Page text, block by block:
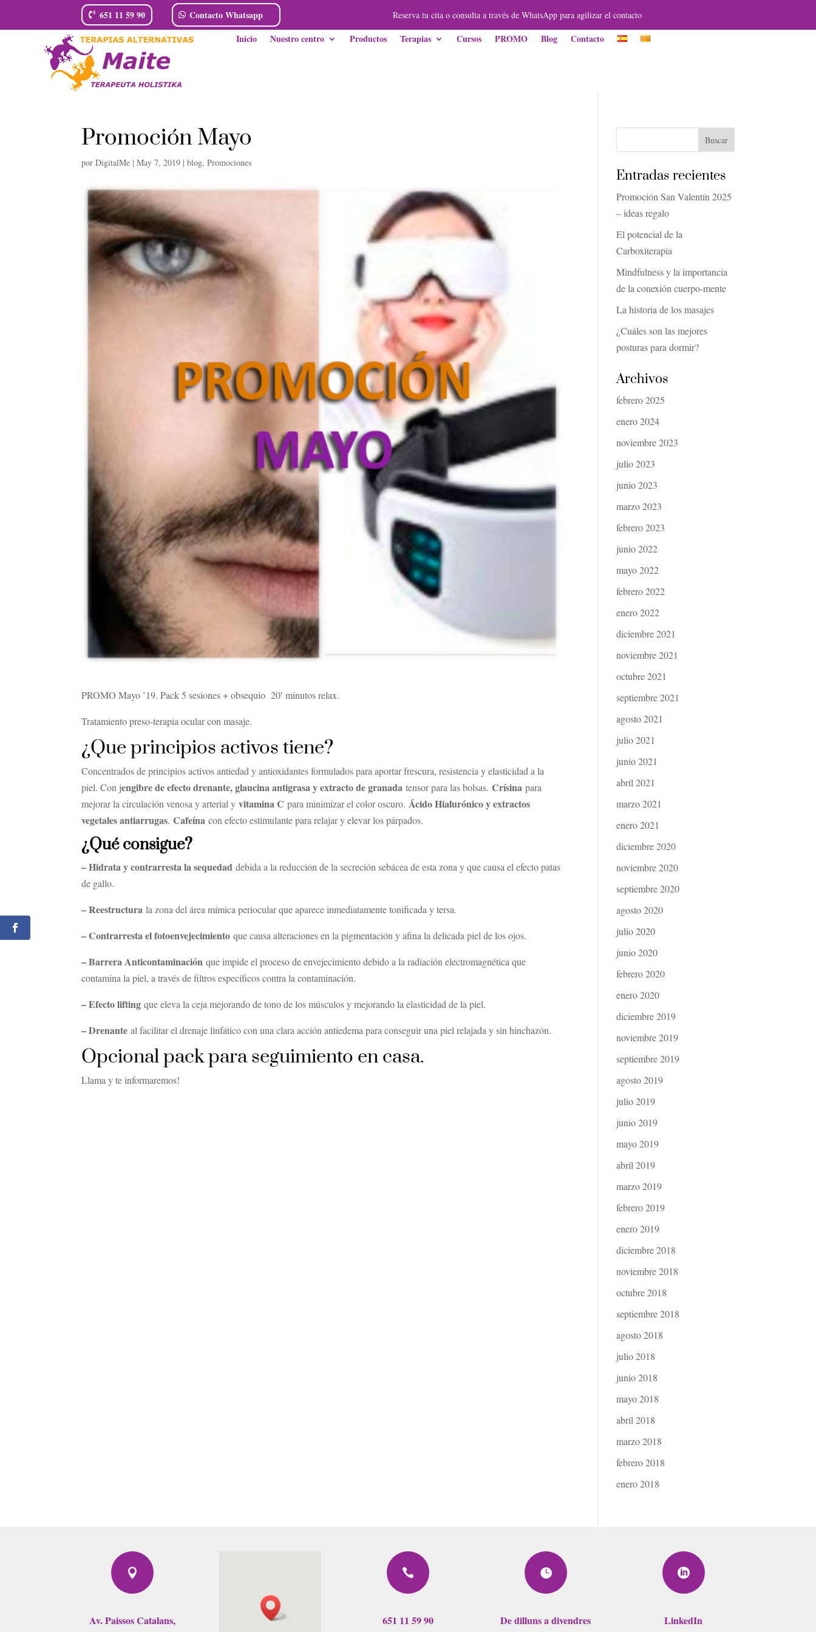
651 11 59 90 Contacto Whatsapp Reserva tu cita o consulta a través de WhatsApp para agilizar el contacto
Inicio Nuestro centro Productos Terapias Cursos PROMO Blog Contacto
Promoción Mayo
porDigitalMe |May 7, 2019 |blog,Promociones
PROMO Mayo ’19. Pack 5 sesiones + obsequio 20′ minutos relax.
Tratamiento preso-terapia ocular con masaje.
¿Que principios activos tiene?
Concentrados de principios activos antiedad y antioxidantes formulados para aportar frescura, resistencia y elasticidad a la
piel. Con jengibre de efecto drenante, glaucina antigrasa y extracto de granada tensor para las bolsas.Crísina para
mejorar la circulación venosa y arterial yvitamina C para minimizar el color oscuro. Ácido Hialurónico y extractos
vegetales antiarrugas.Cafeína con efecto estimulante para relajar y elevar los párpados.
¿Qué consigue?
– Hidrata y contrarresta la sequedad debida a la reducción de la secreción sebácea de esta zona y que causa el efecto patas
de gallo.
– Reestructura la zona del área mímica periocular que aparece inmediatamente tonificada y tersa.
– Contrarresta el fotoenvejecimiento que causa alteraciones en la pigmentación y afina la delicada piel de los ojos.
– Barrera Anticontaminaciónque impide el proceso de envejecimiento debido a la radiación electromagnética que
contamina la piel, a través de filtros específicos contra la contaminación.
– Efecto lifting que eleva la ceja mejorando de tono de los músculos y mejorando la elasticidad de la piel.
– Drenante al facilitar el drenaje linfático con una clara acción antiedema para conseguir una piel relajada y sin hinchazón.
Opcional pack para seguimiento en casa.
Llama y te informaremos!
Entradas recientes
Promoción San Valentín 2025
– ideas regalo
El potencial de la
Carboxiterapia
Mindfulness y la importancia
de la conexión cuerpo-mente
La historia de los masajes
¿Cuáles son las mejores
posturas para dormir?
Archivos
febrero 2025
enero 2024
noviembre 2023
julio 2023
junio 2023
marzo 2023
febrero 2023
junio 2022
mayo 2022
febrero 2022
enero 2022
diciembre 2021
noviembre 2021
octubre 2021
septiembre 2021
agosto 2021
julio 2021
junio 2021
abril 2021
marzo 2021
enero 2021
diciembre 2020
noviembre 2020
septiembre 2020
agosto 2020
julio 2020
junio 2020
febrero 2020
enero 2020
diciembre 2019
noviembre 2019
septiembre 2019
agosto 2019
julio 2019
junio 2019
mayo 2019
abril 2019
marzo 2019
febrero 2019
enero 2019
diciembre 2018
noviembre 2018
octubre 2018
septiembre 2018
agosto 2018
julio 2018
junio 2018
mayo 2018
abril 2018
marzo 2018
febrero 2018
enero 2018

Av. Paissos Catalans,

651 11 59 90

De dilluns a divendres

LinkedIn